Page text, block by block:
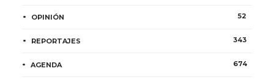
OPINIÓN 52
REPORTAJES 343
AGENDA 674